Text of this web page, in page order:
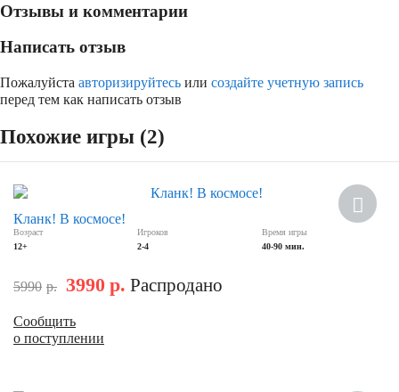
Отзывы и комментарии
Написать отзыв
Пожалуйста авторизируйтесь или создайте учетную запись
перед тем как написать отзыв
Похожие игры (2)
Скидка
Кланк! В космосе!
Возраст
12+
Игроков
2-4
Время игры
40-90 мин.
5990 р. 3990 р. Распродано
Сообщить
о поступлении